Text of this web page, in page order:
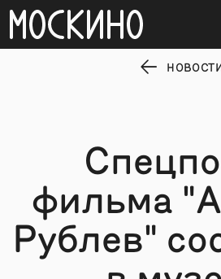
фильма
Рублев"